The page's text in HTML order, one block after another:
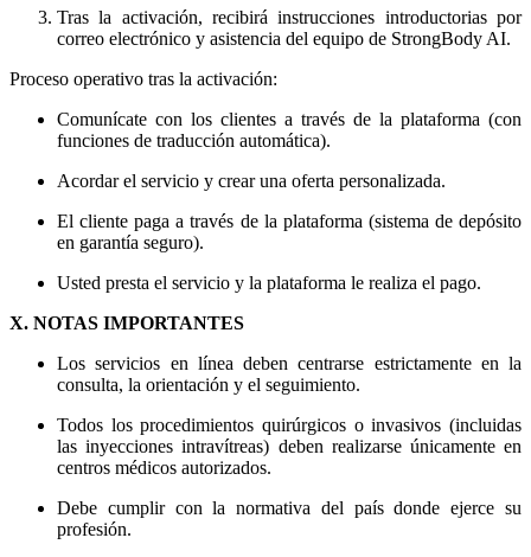
Tras la activación, recibirá instrucciones introductorias por
correo electrónico y asistencia del equipo de StrongBody AI.
Proceso operativo tras la activación:
Comunícate con los clientes a través de la plataforma (con
funciones de traducción automática).
Acordar el servicio y crear una oferta personalizada.
El cliente paga a través de la plataforma (sistema de depósito
en garantía seguro).
Usted presta el servicio y la plataforma le realiza el pago.
X. NOTAS IMPORTANTES
Los servicios en línea deben centrarse estrictamente en la
consulta, la orientación y el seguimiento.
Todos los procedimientos quirúrgicos o invasivos (incluidas
las inyecciones intravítreas) deben realizarse únicamente en
centros médicos autorizados.
Debe cumplir con la normativa del país donde ejerce su
profesión.